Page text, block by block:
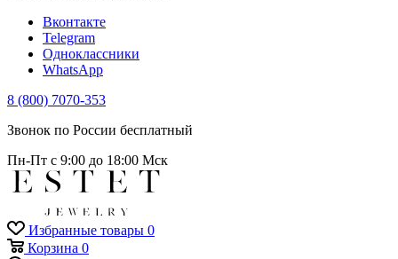
Вконтакте
Telegram
Одноклассники
WhatsApp
8 (800) 7070-353
Звонок по России бесплатный
Пн-Пт с 9:00 до 18:00 Мск
Избранные товары 0
Корзина 0